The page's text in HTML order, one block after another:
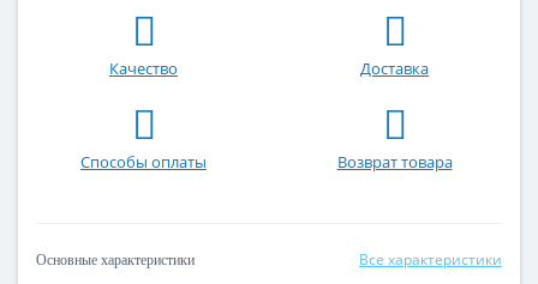
Качество Доставка
Способы оплаты Возврат товара
Основные характеристики Все характеристики